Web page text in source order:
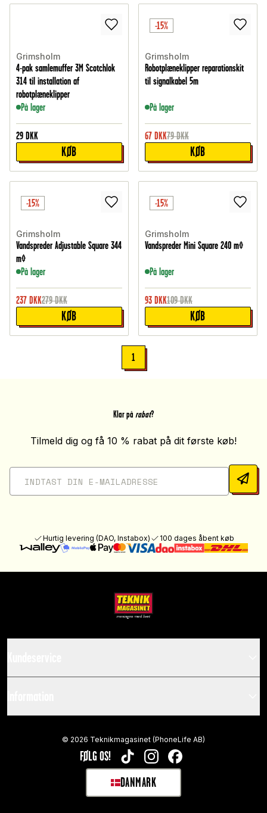
Grimsholm
4-pak samlemuffer 3M Scotchlok
314 til installation af
robotplæneklipper
På lager
29 DKK
KØB
-15%
Grimsholm
Robotplæneklipper reparationskit
til signalkabel 5m
På lager
67 DKK79 DKK
KØB
-15%
Grimsholm
Vandspreder Adjustable Square 344
m²
På lager
237 DKK279 DKK
KØB
-15%
Grimsholm
Vandspreder Mini Square 240 m²
På lager
93 DKK109 DKK
KØB
1
Klar på rabat?
Tilmeld dig og få 10 % rabat på dit første køb!
Hurtig levering (DAO, Instabox) 100 dages åbent køb
FØLG OS! TIKTOKINSTAGRAMFACEBOOK
DANMARK
SELECT MARKET
© 2026 Teknikmagasinet (PhoneLife AB)